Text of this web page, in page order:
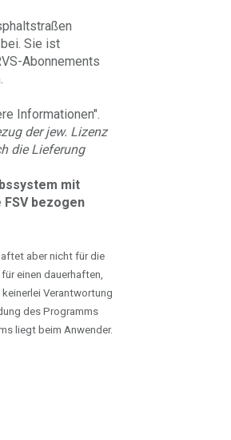
Sie ist
Abonnements
Informationen".
der jew. Lizenz
die Lieferung
mit
bezogen
aber nicht für die
einen dauerhaften,
Verantwortung
des Programms
liegt beim Anwender.